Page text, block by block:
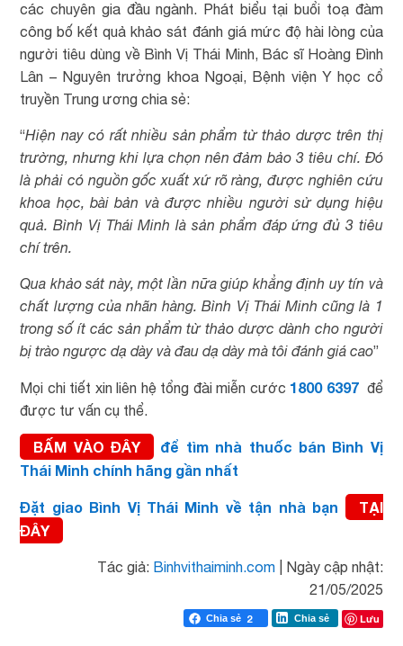
các chuyên gia đầu ngành. Phát biểu tại buổi toạ đàm
công bố kết quả khảo sát đánh giá mức độ hài lòng của
người tiêu dùng về Bình Vị Thái Minh, Bác sĩ Hoàng Đình
Lân – Nguyên trưởng khoa Ngoại, Bệnh viện Y học cổ
truyền Trung ương chia sẻ:
“Hiện nay có rất nhiều sản phẩm từ thảo dược trên thị
trường, nhưng khi lựa chọn nên đảm bảo 3 tiêu chí. Đó
là phải có nguồn gốc xuất xứ rõ ràng, được nghiên cứu
khoa học, bài bản và được nhiều người sử dụng hiệu
quả. Bình Vị Thái Minh là sản phẩm đáp ứng đủ 3 tiêu
chí trên.
Qua khảo sát này, một lần nữa giúp khẳng định uy tín và
chất lượng của nhãn hàng. Bình Vị Thái Minh cũng là 1
trong số ít các sản phẩm từ thảo dược dành cho người
bị trào ngược dạ dày và đau dạ dày mà tôi đánh giá cao”
Mọi chi tiết xin liên hệ tổng đài miễn cước 1800 6397để
được tư vấn cụ thể.
BẤM VÀO ĐÂY
để tìm nhà thuốc bán Bình Vị
Thái Minh chính hãng gần nhất
Đặt giao Bình Vị Thái Minh về tận nhà bạn
TẠI
ĐÂY
Tác giả: Binhvithaiminh.com
Ngày cập nhật:
21/05/2025
Chia sẻ 2 Chia sẻ Lưu